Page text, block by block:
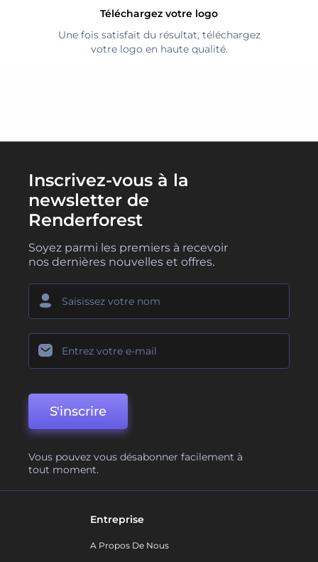
Téléchargez votre logo
Une fois satisfait du résultat, téléchargez
votre logo en haute qualité.
Inscrivez-vous à la
newsletter de
Renderforest
Soyez parmi les premiers à recevoir
nos dernières nouvelles et offres.
S'inscrire
Vous pouvez vous désabonner facilement à
tout moment.
Entreprise
A Propos De Nous